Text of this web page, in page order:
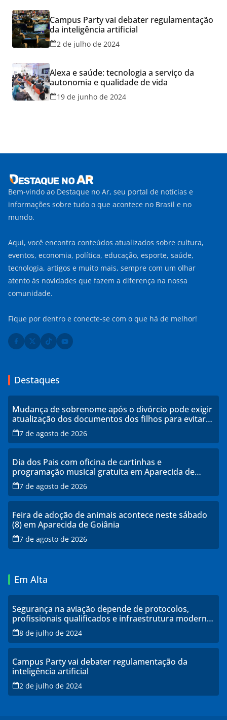
Campus Party vai debater regulamentação
da inteligência artificial
2 de julho de 2024
Alexa e saúde: tecnologia a serviço da
autonomia e qualidade de vida
19 de junho de 2024
Bem-vindo ao Destaque no Ar, seu portal de notícias e
informações sobre tudo o que acontece no Brasil e no
mundo.
Aqui, você encontra conteúdos atualizados sobre cultura,
eventos, economia, política, educação, esporte, saúde,
tecnologia, artigos e muito mais, sempre com um olhar
atento às novidades que fazem a diferença na nossa
comunidade.
Fique por dentro e conecte-se com o que há de melhor!
Destaques
Mudança de sobrenome após o divórcio pode exigir
atualização dos documentos dos filhos para evitar
transtornos
7 de agosto de 2026
Dia dos Pais com oficina de cartinhas e
programação musical gratuita em Aparecida de
Goiânia
7 de agosto de 2026
Feira de adoção de animais acontece neste sábado
(8) em Aparecida de Goiânia
7 de agosto de 2026
Em Alta
Segurança na aviação depende de protocolos,
profissionais qualificados e infraestrutura moderna,
explicam especialistas
8 de julho de 2024
Campus Party vai debater regulamentação da
inteligência artificial
2 de julho de 2024